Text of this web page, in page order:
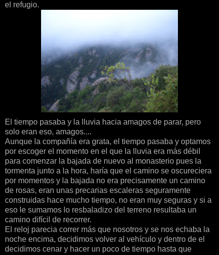
el refugio.
El tiempo pasaba y la lluvia hacia amagos de parar, pero
solo eran eso, amagos....
Aunque la compañía era grata, el tiempo pasaba y optamos
por escoger el momento en el que la lluvia era más débil
para comenzar la bajada de nuevo al monasterio pues la
tormenta junto a la hora, haría que el camino se oscureciera
por momentos y la bajada no era precisamente un camino
de rosas, eran unas precarias escaleras seguramente
construidas hace mucho tiempo, no eran muy seguras y si a
eso le sumamos lo resbaladizo del terreno resultaba un
camino difícil de recorrer.
El reloj parecia correr más que nosotros y se nos echaba la
noche encima, decidimos volver al vehículo y dentro de el
decidimos cenar y hacer un poco de tiempo hasta que